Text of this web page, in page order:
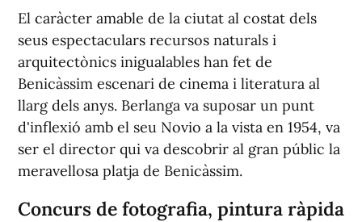
El caràcter amable de la ciutat al costat dels
seus espectaculars recursos naturals i
arquitectònics inigualables han fet de
Benicàssim escenari de cinema i literatura al
llarg dels anys. Berlanga va suposar un punt
d'inflexió amb el seu Novio a la vista en 1954, va
ser el director qui va descobrir al gran públic la
meravellosa platja de Benicàssim.
Concurs de fotografia, pintura ràpida